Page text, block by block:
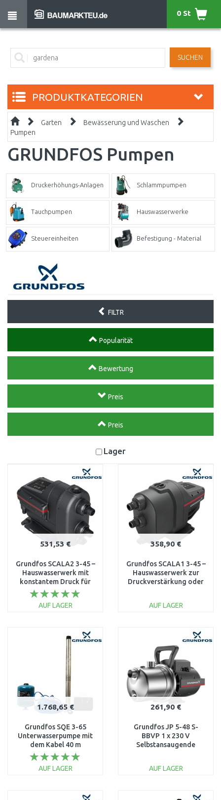
SUCHEN
0 St
PRODUKTKATEGORIEN
Garten
Bewässerung und Waschen
Pumpen
GRUNDFOS Pumpen
Druckerhöhungs-Anlagen Schlammpumpen
Tauchpumpen Hauswasserwerke
Steuereinheiten Befestigung - Material
FILTR
Popularität
Bewertung
Preis
Preis
Lager
531,53 €
Grundfos SCALA2 3-45 –
Hauswasserwerk mit
konstantem Druck für
Leitung & Brunnen
93013252
AUF LAGER
Vergleichen
358,90 €
Grundfos SCALA1 3-45 –
Hauswasserwerk zur
Druckverstärkung oder
AUF LAGER
Vergleichen
1.768,65 €
Grundfos SQE 3-65
Unterwasserpumpe mit
dem Kabel 40 m
96524501
AUF LAGER
261,90 €
Grundfos JP 5-48 S-
BBVP 1 x 230 V
Selbstansaugende
AUF LAGER